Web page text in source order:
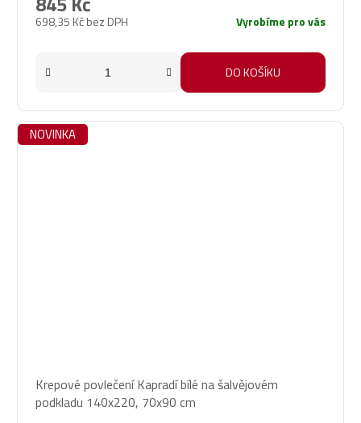
698,35 Kč bez DPH Vyrobíme pro vás
DO KOŠÍKU
NOVINKA
Krepové povlečení Kapradí bílé na šalvějovém
podkladu 140x220, 70x90 cm